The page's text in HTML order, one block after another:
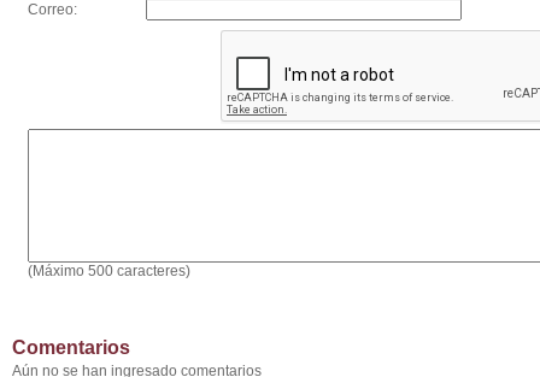
Correo:
(Máximo 500 caracteres)
Comentarios
Aún no se han ingresado comentarios